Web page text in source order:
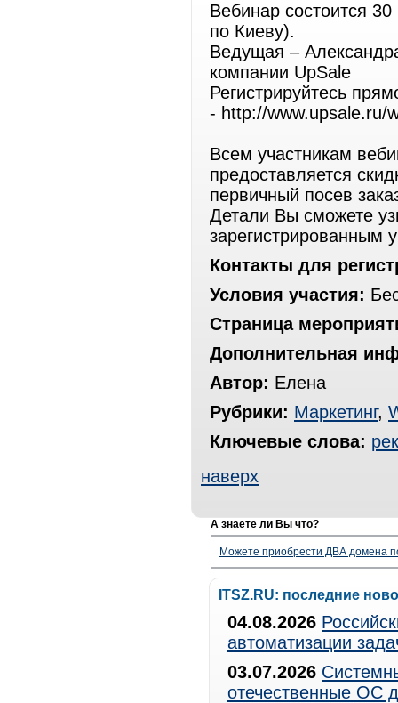
Вебинар состоится
по Киеву).
Ведущая –
компании UpSale
Регистрируйтесь
- http://www.upsale.ru/
Всем участникам
предоставляется
первичный посев
Детали Вы сможете
зарегистрированным
Контакты для
Условия участия:
Страница
Дополнительная
Автор: Елена
Рубрики: Маркетинг,
Ключевые слова:
наверх
А знаете ли Вы что?
Можете приобрести ДВА домена
ITSZ.RU: последние
04.08.2026
автоматизации
03.07.2026
отечественные ОС